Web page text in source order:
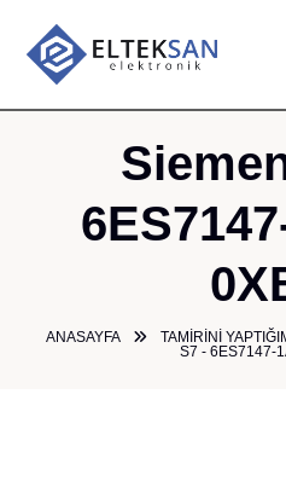
ANASAYFA TAMIRINI
S7 - 6ES7147-